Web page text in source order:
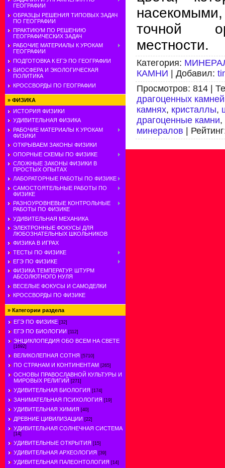
ГЕОГРАФИИ
ОБРАЗЦЫ РЕШЕНИЯ ТИПОВЫХ ЗАДАЧ
ПО ГЕОГРАФИИ
ПРАКТИКУМ ПО РЕШЕНИЮ
ГЕОГРАФИЧЕСКИХ ЗАДАЧ
РАБОЧИЕ МАТЕРИАЛЫ К УРОКАМ
ГЕОГРАФИИ
ПОДГОТОВКА К ЕГЭ ПО ГЕОГРАФИИ
БИОСФЕРА И ЭКОЛОГИЧЕСКАЯ
ПОЛИТИКА
КРОССВОРДЫ ПО ГЕОГРАФИИ
» ФИЗИКА
ИСТОРИЯ ФИЗИКИ
УДИВИТЕЛЬНАЯ ФИЗИКА
РАБОЧИЕ МАТЕРИАЛЫ К УРОКАМ
ФИЗИКИ
ОТКРЫВАЕМ ЗАКОНЫ ФИЗИКИ
ОПОРНЫЕ СХЕМЫ ПО ФИЗИКЕ
СЛОЖНЫЕ ЗАКОНЫ ФИЗИКИ В
ПРОСТЫХ ОПЫТАХ
ЛАБОРАТОРНЫЕ РАБОТЫ ПО ФИЗИКЕ
САМОСТОЯТЕЛЬНЫЕ РАБОТЫ ПО
ФИЗИКЕ
РАЗНОУРОВНЕВЫЕ КОНТРОЛЬНЫЕ
РАБОТЫ ПО ФИЗИКЕ
УДИВИТЕЛЬНАЯ МЕХАНИКА
ЭЛЕКТРОННЫЕ ФОКУСЫ ДЛЯ
ЛЮБОЗНАТЕЛЬНЫХ ШКОЛЬНИКОВ
ФИЗИКА В ИГРАХ
ТЕСТЫ ПО ФИЗИКЕ
ЕГЭ ПО ФИЗИКЕ
ФИЗИКА ТЕМПЕРАТУР. ШТУРМ
АБСОЛЮТНОГО НУЛЯ
ВЕСЕЛЫЕ ФОКУСЫ И САМОДЕЛКИ
КРОССВОРДЫ ПО ФИЗИКЕ
» Категории раздела
ЕГЭ ПО ФИЗИКЕ [32]
ЕГЭ ПО БИОЛОГИИ [112]
ЭНЦИКЛОПЕДИЯ ОБО ВСЕМ НА СВЕТЕ
[1692]
ВЕЛИКОЛЕПНАЯ СОТНЯ [5710]
ПО СТРАНАМ И КОНТИНЕНТАМ [265]
ОСНОВЫ ПРАВОСЛАВНОЙ КУЛЬТУРЫ И
МИРОВЫХ РЕЛИГИЙ [271]
УДИВИТЕЛЬНАЯ БИОЛОГИЯ [174]
ЗАНИМАТЕЛЬНАЯ ПСИХОЛОГИЯ [19]
УДИВИТЕЛЬНАЯ ХИМИЯ [40]
ДРЕВНИЕ ЦИВИЛИЗАЦИИ [22]
УДИВИТЕЛЬНАЯ СОЛНЕЧНАЯ СИСТЕМА
[14]
УДИВИТЕЛЬНЫЕ ОТКРЫТИЯ [15]
УДИВИТЕЛЬНАЯ АРХЕОЛОГИЯ [39]
УДИВИТЕЛЬНАЯ ПАЛЕОНТОЛОГИЯ [14]
точной
местности.
Категория:
КАМНИ | Добавил:
Просмотров: 814 |
драгоценных камней
камнях, кристаллы,
драгоценные камни,
минералов | Рейтинг